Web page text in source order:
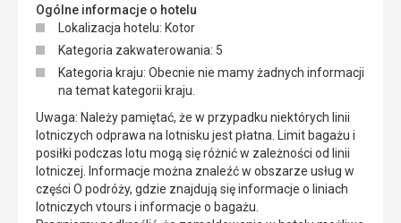
Ogólne informacje o hotelu
Lokalizacja hotelu: Kotor
Kategoria zakwaterowania: 5
Kategoria kraju: Obecnie nie mamy żadnych informacji
na temat kategorii kraju.
Uwaga: Należy pamiętać, że w przypadku niektórych linii
lotniczych odprawa na lotnisku jest płatna. Limit bagażu i
posiłki podczas lotu mogą się różnić w zależności od linii
lotniczej. Informacje można znaleźć w obszarze usług w
części O podróży, gdzie znajdują się informacje o liniach
lotniczych vtours i informacje o bagażu.